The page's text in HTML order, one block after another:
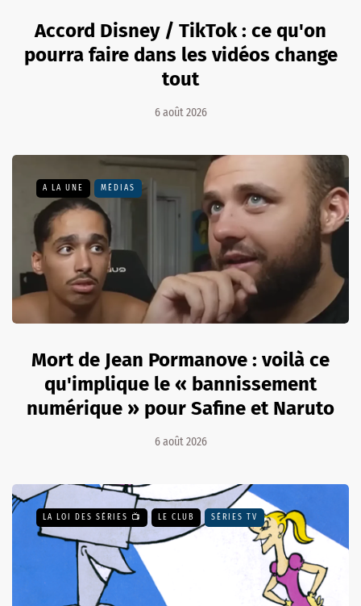
Accord Disney / TikTok : ce qu'on
pourra faire dans les vidéos change
tout
6 août 2026
A LA UNE MÉDIAS
Mort de Jean Pormanove : voilà ce
qu'implique le « bannissement
numérique » pour Safine et Naruto
6 août 2026
LA LOI DES SÉRIES 📺 LE CLUB SÉRIES TV